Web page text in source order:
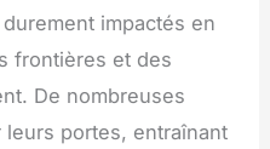
impactés en
frontières et des
De nombreuses
portes, entraînant